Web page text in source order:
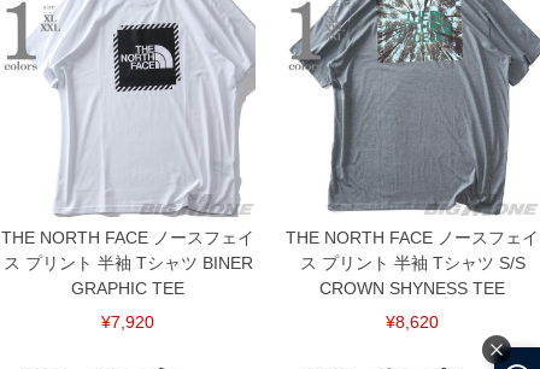
THE NORTH FACE ノースフェイ
ス プリント 半袖 Tシャツ BINER
GRAPHIC TEE
¥7,920
THE NORTH FACE ノースフェイ
ス プリント 半袖 Tシャツ S/S
CROWN SHYNESS TEE
¥8,620